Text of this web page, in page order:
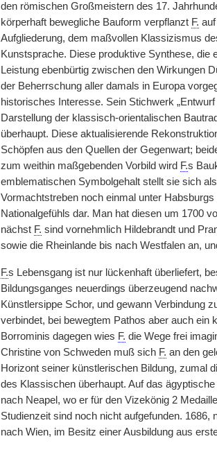
den römischen Großmeistern des 17.
körperhaft bewegliche Bauform verpflanzt F.
Aufgliederung, dem maßvollen Klassizismus
Kunstsprache. Diese produktive Synthese,
Leistung ebenbürtig zwischen den Wirkungen
der Beherrschung aller damals in Europa
historisches Interesse. Sein Stichwerk
Darstellung der klassisch-orientalischen
überhaupt. Diese aktualisierende
Schöpfen aus den Quellen der Gegenwart;
zum weithin maßgebenden Vorbild wird F.s
emblematischen Symbolgehalt stellt sie sich
Vormachtstreben noch einmal unter
Nationalgefühls dar. Man hat diesen um 1700
nächst F. sind vornehmlich Hildebrandt und
sowie die Rheinlande bis nach Westfalen an,
F.s Lebensgang ist nur lückenhaft überliefert,
Bildungsganges neuerdings überzeugend
Künstlersippe Schor, und gewann Verbindung
verbindet, bei bewegtem Pathos aber auch ein
Borrominis dagegen wies F. die Wege frei
Christine von Schweden muß sich F. an den
Horizont seiner künstlerischen Bildung, zumal
des Klassischen überhaupt. Auf das
nach Neapel, wo er für den Vizekönig 2
Studienzeit sind noch nicht aufgefunden. 1686,
nach Wien, im Besitz einer Ausbildung aus